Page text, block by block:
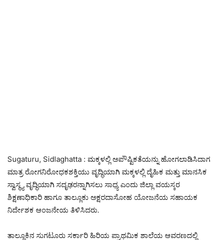
Sugaturu, Sidlaghatta : ಮಕ್ಕಳಲ್ಲಿ ಅಪೌಷ್ಟಿಕತೆಯನ್ನು ಹೋಗಲಾಡಿಸಿದಾಗ
ಮಾತ್ರ ರೋಗನಿರೋಧಕಶಕ್ತಿಯು ವೃದ್ಧಿಯಾಗಿ ಮಕ್ಕಳಲ್ಲಿ ದೈಹಿಕ ಮತ್ತು ಮಾನಸಿಕ
ಸ್ವಾಸ್ಥ್ಯ ವೃದ್ಧಿಯಾಗಿ ಸದೃಢರನ್ನಾಗಿಸಲು ಸಾಧ್ಯ ಎಂದು ಜಿಲ್ಲಾ ವಯಸ್ಕರ
ಶಿಕ್ಷಣಾಧಿಕಾರಿ ಹಾಗೂ ತಾಲ್ಲೂಕು ಅಕ್ಷರದಾಸೋಹ ಯೋಜನೆಯ ಸಹಾಯಕ
ನಿರ್ದೇಶಕ ಆಂಜನೇಯ ತಿಳಿಸಿದರು.
ತಾಲ್ಲೂಕಿನ ಸುಗಟೂರು ಸರ್ಕಾರಿ ಹಿರಿಯ ಪ್ರಾಥಮಿಕ ಶಾಲೆಯ ಆವರಣದಲ್ಲಿ